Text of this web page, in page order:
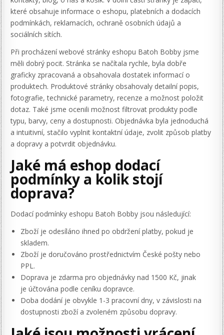
které obsahuje informace o eshopu, platebních a dodacích
podmínkách, reklamacích, ochraně osobních údajů a
sociálních sítích.
Při procházení webové stránky eshopu Batoh Bobby jsme
měli dobrý pocit. Stránka se načítala rychle, byla dobře
graficky zpracovaná a obsahovala dostatek informací o
produktech. Produktové stránky obsahovaly detailní popis,
fotografie, technické parametry, recenze a možnost položit
dotaz. Také jsme ocenili možnost filtrovat produkty podle
typu, barvy, ceny a dostupnosti. Objednávka byla jednoduchá
a intuitivní, stačilo vyplnit kontaktní údaje, zvolit způsob platby
a dopravy a potvrdit objednávku.
Jaké má eshop dodací
podmínky a kolik stojí
doprava?
Dodací podmínky eshopu Batoh Bobby jsou následující:
Zboží je odesíláno ihned po obdržení platby, pokud je
skladem.
Zboží je doručováno prostřednictvím České pošty nebo
PPL.
Doprava je zdarma pro objednávky nad 1500 Kč, jinak
je účtována podle ceníku dopravce.
Doba dodání je obvykle 1-3 pracovní dny, v závislosti na
dostupnosti zboží a zvoleném způsobu dopravy.